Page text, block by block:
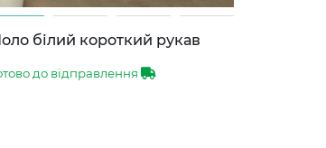
білий короткий рукав
до відправлення